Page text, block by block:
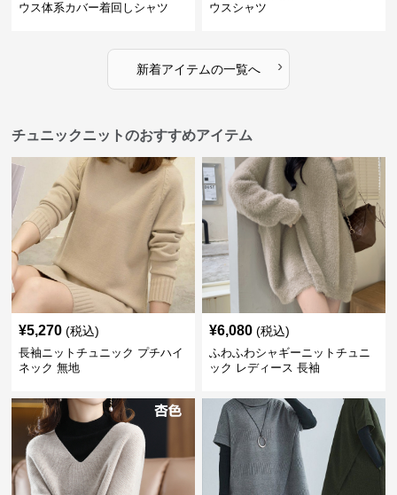
ウス体系カバー着回しシャツ
ウスシャツ
新着アイテムの一覧へ ›
チュニックニットのおすすめアイテム
¥5,270 (税込)
長袖ニットチュニック プチハイ
ネック 無地
¥6,080 (税込)
ふわふわシャギーニットチュニ
ック レディース 長袖